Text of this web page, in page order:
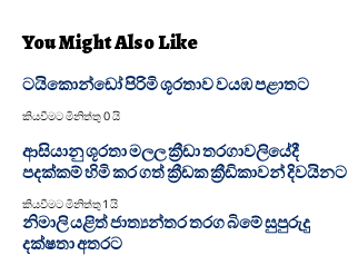
You Might Also Like
ටයිකොන්ඩෝ පිරිමි ශූරතාව වයඹ පළාතට
කියවීමට මිනිත්තු 0 යි
ආසියානු ශූරතා මලල ක්‍රීඩා තරගාවලියේදී
පදක්කම් හිමි කර ගත් ක්‍රීඩක ක්‍රීඩිකාවන් දිවයිනට
කියවීමට මිනිත්තු 1 යි
නිමාලි යළිත් ජාත්‍යන්තර තරග බිමේ සුපුරුදු
දක්ෂතා අතරට